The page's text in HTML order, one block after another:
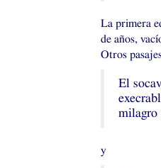
La primera
de años,
Otros
El
milagro
y